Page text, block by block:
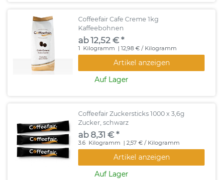
Coffeefair Cafe Creme 1kg
Kaffeebohnen
ab 12,52 € *
1 Kilogramm | 12,98 € / Kilogramm
Artikel anzeigen
Auf Lager
Coffeefair Zuckersticks 1000 x 3,6g
Zucker, schwarz
ab 8,31 € *
3.6 Kilogramm | 2,57 € / Kilogramm
Artikel anzeigen
Auf Lager